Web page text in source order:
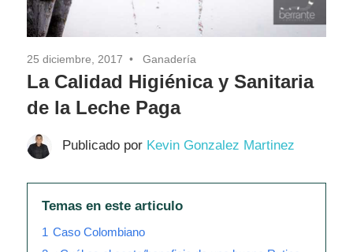
25 diciembre, 2017 Ganadería
La Calidad Higiénica y Sanitaria
de la Leche Paga
Publicado por Kevin Gonzalez Martinez
Temas en este articulo
1 Caso Colombiano